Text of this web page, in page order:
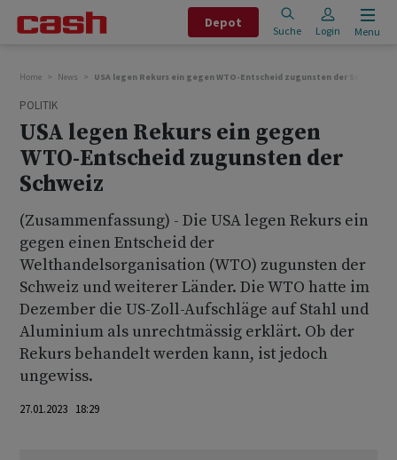
Depot
Suche Login Menu
Home News USA legen Rekurs ein gegen WTO-Entscheid zugunsten der Schweiz
POLITIK
USA legen Rekurs ein gegen
WTO-Entscheid zugunsten der
Schweiz
(Zusammenfassung) - Die USA legen Rekurs ein
gegen einen Entscheid der
Welthandelsorganisation (WTO) zugunsten der
Schweiz und weiterer Länder. Die WTO hatte im
Dezember die US-Zoll-Aufschläge auf Stahl und
Aluminium als unrechtmässig erklärt. Ob der
Rekurs behandelt werden kann, ist jedoch
ungewiss.
27.01.2023 18:29